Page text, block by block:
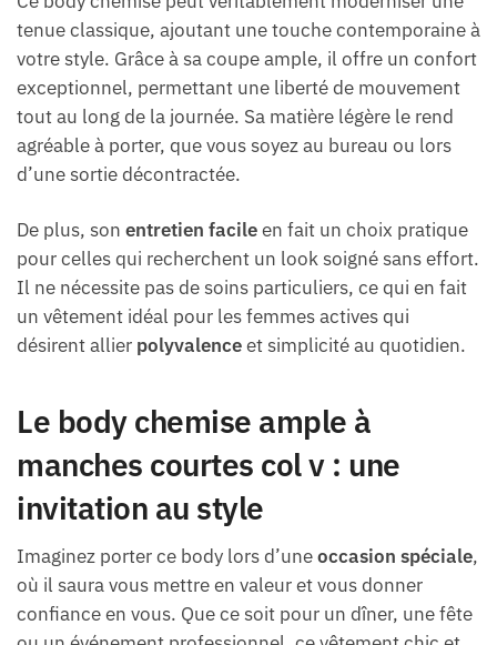
tenue classique, ajoutant une touche contemporaine à
votre style. Grâce à sa coupe ample, il offre un confort
exceptionnel, permettant une liberté de mouvement
tout au long de la journée. Sa matière légère le rend
agréable à porter, que vous soyez au bureau ou lors
d’une sortie décontractée.
De plus, son entretien facileen fait un choix pratique
pour celles qui recherchent un look soigné sans effort.
Il ne nécessite pas de soins particuliers, ce qui en fait
un vêtement idéal pour les femmes actives qui
désirent allier polyvalenceet simplicité au quotidien.
Le body chemise ample à
manches courtes col v : une
invitation au style
Imaginez porter ce body lors d’uneoccasion spéciale,
où il saura vous mettre en valeur et vous donner
confiance en vous. Que ce soit pour un dîner, une fête